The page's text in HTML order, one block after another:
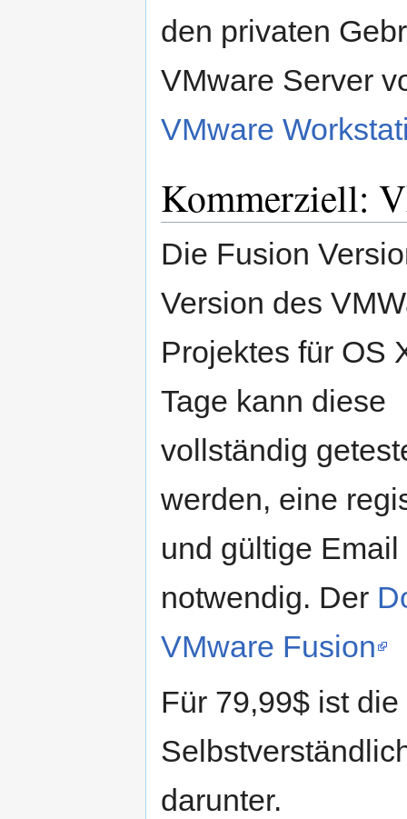
den privaten
VMware Server
VMware
Kommerziell:
Die Fusion
Version des
Projektes für OS
Tage kann diese
vollständig
werden, eine
und gültige Email
notwendig. Der
VMware Fusion
Für 79,99$ ist
darunter.